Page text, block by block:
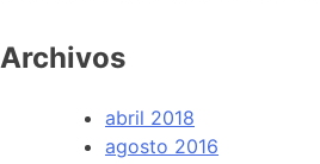
Archivos
abril 2018
agosto 2016